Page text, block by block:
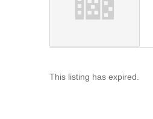
This listing has expired.